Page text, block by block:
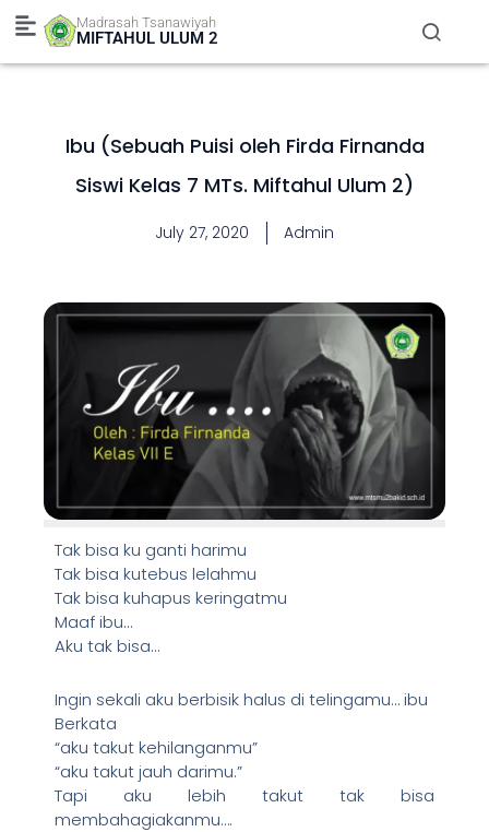
Skip
content
Madrasah Tsanawiyah
MIFTAHUL ULUM 2
Ibu (Sebuah Puisi oleh Firda Firnanda
Siswi Kelas 7 MTs. Miftahul Ulum 2)
July 27, 2020 Admin
Tak bisa ku ganti harimu
Tak bisa kutebus lelahmu
Tak bisa kuhapus keringatmu
Maaf ibu…
Aku tak bisa…
Ingin sekali aku berbisik halus di telingamu… ibu
Berkata
“aku takut kehilanganmu”
“aku takut jauh darimu.”
Tapi aku lebih takut tak bisa
membahagiakanmu….